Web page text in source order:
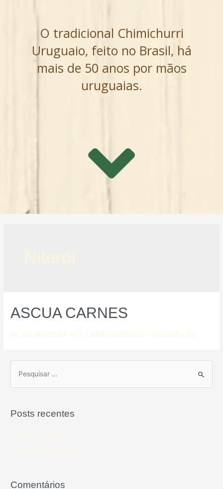
O tradicional Chimichurri
Uruguaio, feito no Brasil, há
mais de 50 anos por mãos
uruguaias.
ASCUA CARNES
AV. RUI BARBOSA 473 – SÃO FRANCISCO – NITERÓI – RJ
Posts recentes
BIFE À MILANESA
APERITIVO DE TOMATE
Comentários